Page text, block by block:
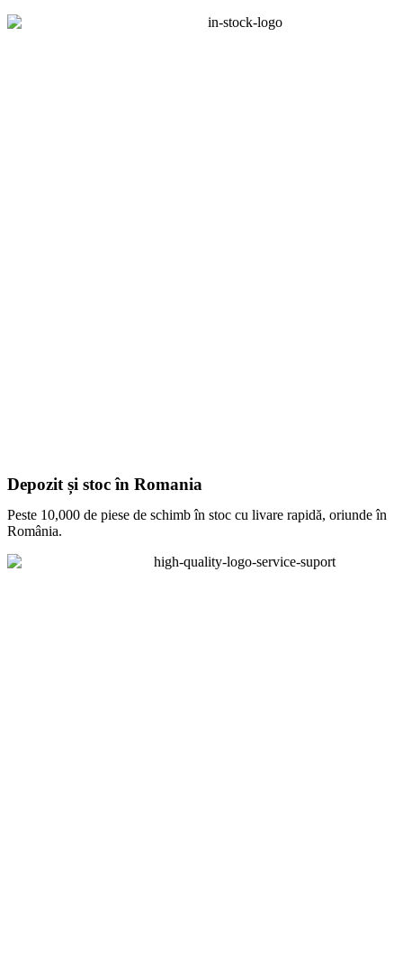
Depozit și stoc în Romania
Peste 10,000 de piese de schimb în stoc cu livare rapidă, oriunde în
România.